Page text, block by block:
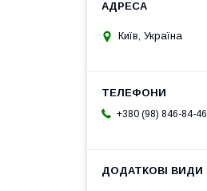
Київ, Україна
+380 (98) 846-84-46